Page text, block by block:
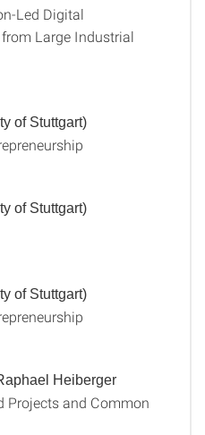
Digital
Large Industrial
of Stuttgart)
of Stuttgart)
of Stuttgart)
Heiberger
Projects and Common